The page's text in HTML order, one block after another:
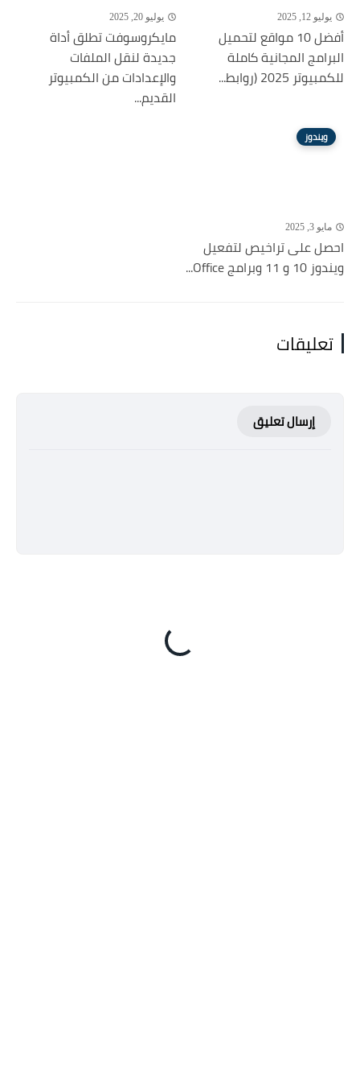
يوليو 12, 2025
أفضل 10 مواقع لتحميل
البرامج المجانية كاملة
للكمبيوتر 2025 (روابط...
يوليو 20, 2025
مايكروسوفت تطلق أداة
جديدة لنقل الملفات
والإعدادات من الكمبيوتر
القديم...
ويندوز
مايو 3, 2025
احصل على تراخيص لتفعيل
ويندوز 10 و 11 وبرامج Office...
تعليقات
إرسال تعليق